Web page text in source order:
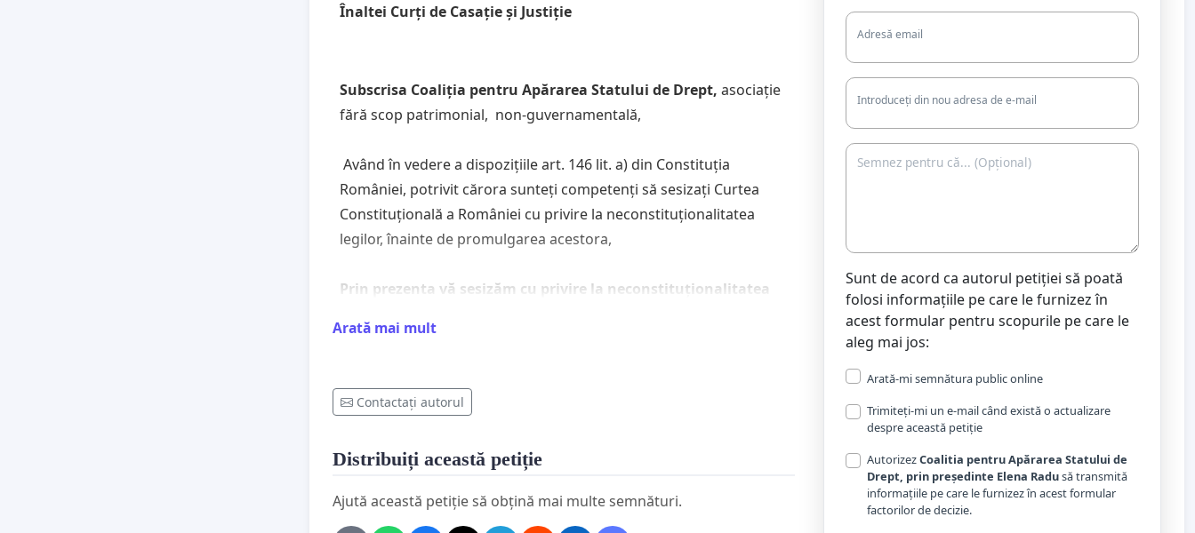
Înaltei Curți de Casație și Justiție
Subscrisa Coaliția pentru Apărarea Statului de Drept, asociație
fără scop patrimonial, non-guvernamentală,
Având în vedere a dispozițiile art. 146 lit. a) din Constituția
României, potrivit cărora sunteți competenți să sesizați Curtea
Constituțională a României cu privire la neconstituționalitatea
legilor, înainte de promulgarea acestora,
Prin prezenta vă sesizăm cu privire la neconstituționalitatea
privind Codul de procedură penală, precum şi pentru
și
privire la neconstituționalitatea legii adoptate de către
Parlamentul României (înregistrată la Camera Deputaților sub
nr. PL-x 246/2023),
pentru următoarele motive:
Arată mai mult
Contactați autorul
Distribuiți această petiție
Ajută această petiție să obțină mai multe semnături.
Adresă email
Introduceți din nou adresa de e-mail
Sunt de acord ca autorul petiției să poată
folosi informațiile pe care le furnizez în
acest formular pentru scopurile pe care le
aleg mai jos:
Arată-mi semnătura public online
Trimiteți-mi un e-mail când există o actualizare
despre această petiție
AutorizezCoalitia pentru Apărarea Statului de
Drept, prin președinte Elena Radusă transmită
informațiile pe care le furnizez în acest formular
factorilor de decizie.